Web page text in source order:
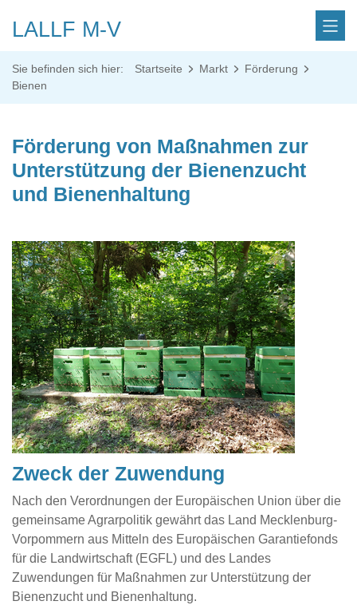
LALLF M-V
Sie befinden sich hier: Startseite Markt
Förderung
Bienen
Förderung von Maßnahmen zur
Unterstützung der Bienenzucht
und Bienenhaltung
Zweck der Zuwendung
Nach den Verordnungen der Europäischen Union über die
gemeinsame Agrarpolitik gewährt das Land Mecklenburg-
Vorpommern aus Mitteln des Europäischen Garantiefonds
für die Landwirtschaft (EGFL) und des Landes
Zuwendungen für Maßnahmen zur Unterstützung der
Bienenzucht und Bienenhaltung.